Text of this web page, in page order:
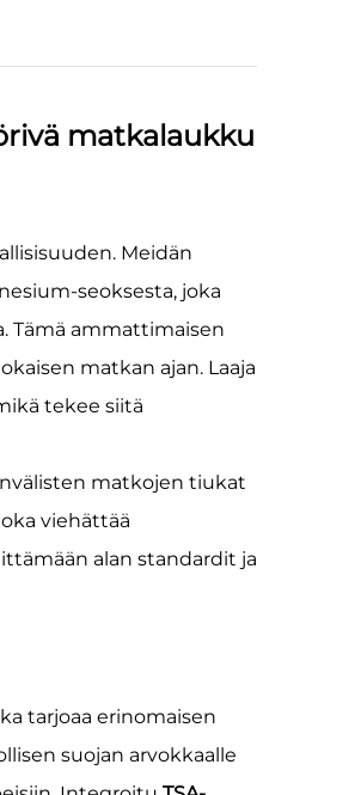
matkalaukku
Meidän
seoksesta, joka
Tämä ammattimaisen
matkan ajan. Laaja
tekee siitä
matkojen tiukat
viehättää
alan standardit ja
tarjoaa erinomaisen
suojan arvokkaalle